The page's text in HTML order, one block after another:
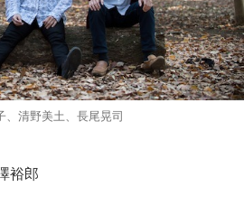
、清野美土、長尾晃司
裕郎